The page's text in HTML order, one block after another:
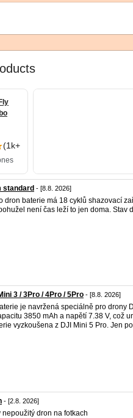
standard - [8.8. 2026]
dron baterie má 18 cyklů shazovací
není čas leží to jen doma. Stav
3 / 3Pro / 4Pro / 5Pro - [8.8. 2026]
je navržená speciálně pro drony
3850 mAh a napětí 7.38 V, což
vyzkoušena z DJI Mini 5 Pro. Jen
- [2.8. 2026]
nepoužitý dron na fotkach